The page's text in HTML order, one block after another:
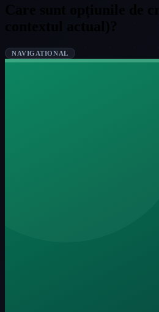
Care sunt opțiunile de
contextul actual)?
NAVIGATIONAL